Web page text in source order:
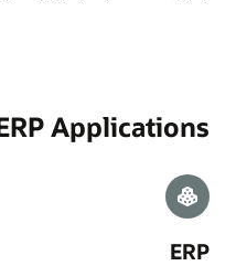
Applications
ERP